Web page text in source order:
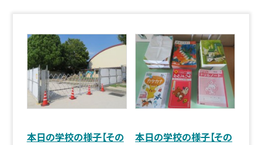
本日の学校の様子【その
本日の学校の様子【その